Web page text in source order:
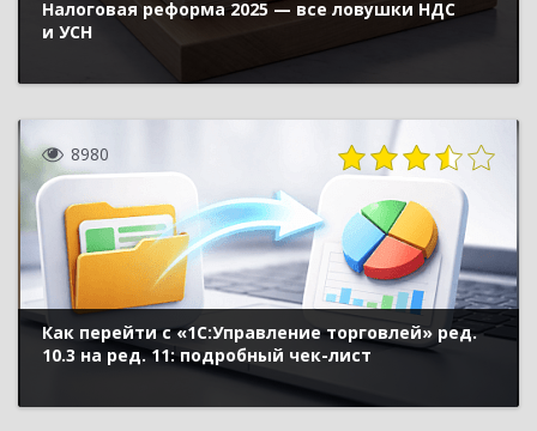
Налоговая реформа 2025 — все ловушки НДС
и УСН
8980
Как перейти с «1С:Управление торговлей» ред.
10.3 на ред. 11: подробный чек-лист